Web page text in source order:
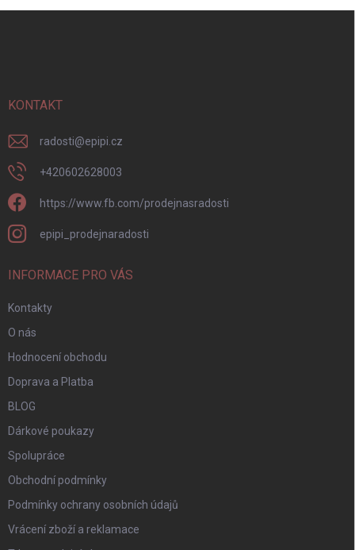
KONTAKT
radosti@epipi.cz
+420602628003
https://www.fb.com/prodejnasradosti
epipi_prodejnaradosti
INFORMACE PRO VÁS
Kontakty
O nás
Hodnocení obchodu
Doprava a Platba
BLOG
Dárkové poukazy
Spolupráce
Obchodní podmínky
Podmínky ochrany osobních údajů
Vrácení zboží a reklamace